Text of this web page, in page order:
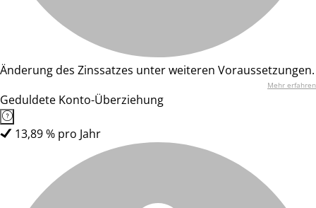
Änderung des Zinssatzes unter weiteren Voraussetzungen.
Mehr erfahren
Geduldete Konto-Überziehung
13,89 % pro Jahr